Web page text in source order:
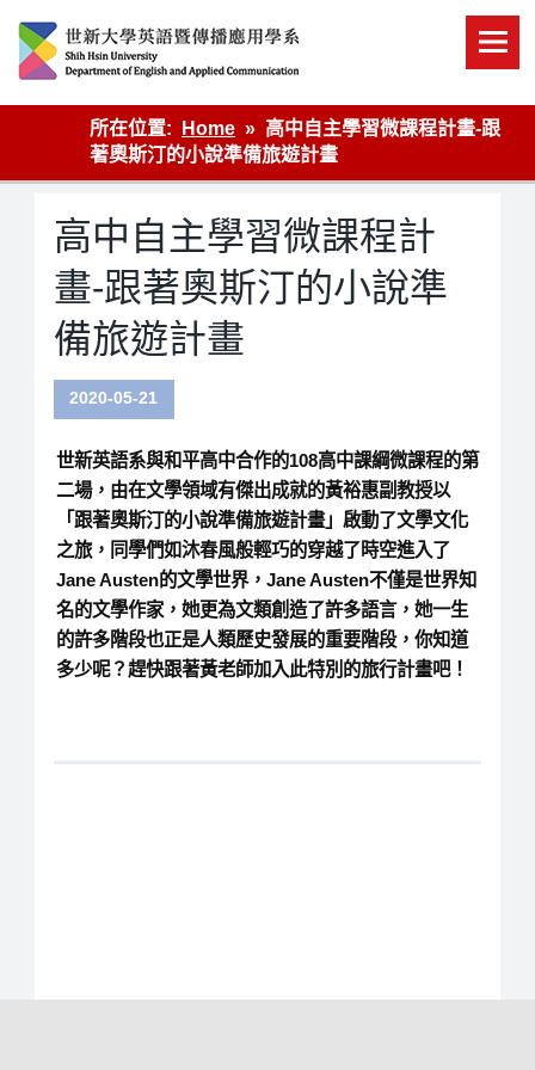
content
英語傳播
所在位置:
Home
高中自主學習微課程計畫-跟
著奧斯汀的小說準備旅遊計畫
高中自主學習微課程計
畫-跟著奧斯汀的小說準
備旅遊計畫
2020-05-21
世新英語系與和平高中合作的108高中課綱微課程的第
二場，由在文學領域有傑出成就的黃裕惠副教授以
「跟著奧斯汀的小說準備旅遊計畫」啟動了文學文化
之旅，同學們如沐春風般輕巧的穿越了時空進入了
Jane Austen的文學世界，Jane Austen不僅是世界知
名的文學作家，她更為文類創造了許多語言，她一生
的許多階段也正是人類歷史發展的重要階段，你知道
多少呢？趕快跟著黃老師加入此特別的旅行計畫吧！